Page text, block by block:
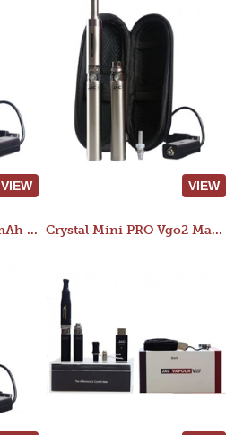
VIEW VIEW
JAC 510 Manual 1300mAh Starter Kit Crystal Mini PRO Vgo2 Manual 400mAh Kit